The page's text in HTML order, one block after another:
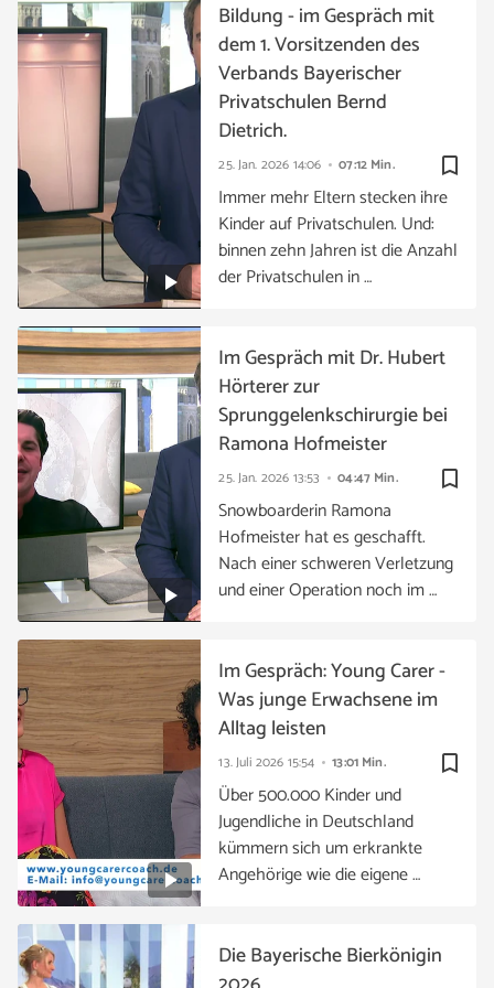
bookmark_border
25. Jan. 2026 14:06 07:12 Min.
Bildung - im Gespräch mit
dem 1. Vorsitzenden des
Verbands Bayerischer
Privatschulen Bernd
Dietrich.
Immer mehr Eltern stecken ihre
Kinder auf Privatschulen. Und:
binnen zehn Jahren ist die Anzahl
der Privatschulen in …
bookmark_border
25. Jan. 2026 13:53 04:47 Min.
Im Gespräch mit Dr. Hubert
Hörterer zur
Sprunggelenkschirurgie bei
Ramona Hofmeister
Snowboarderin Ramona
Hofmeister hat es geschafft.
Nach einer schweren Verletzung
und einer Operation noch im …
bookmark_border
13. Juli 2026 15:54 13:01 Min.
Im Gespräch: Young Carer -
Was junge Erwachsene im
Alltag leisten
Über 500.000 Kinder und
Jugendliche in Deutschland
kümmern sich um erkrankte
Angehörige wie die eigene …
Die Bayerische Bierkönigin